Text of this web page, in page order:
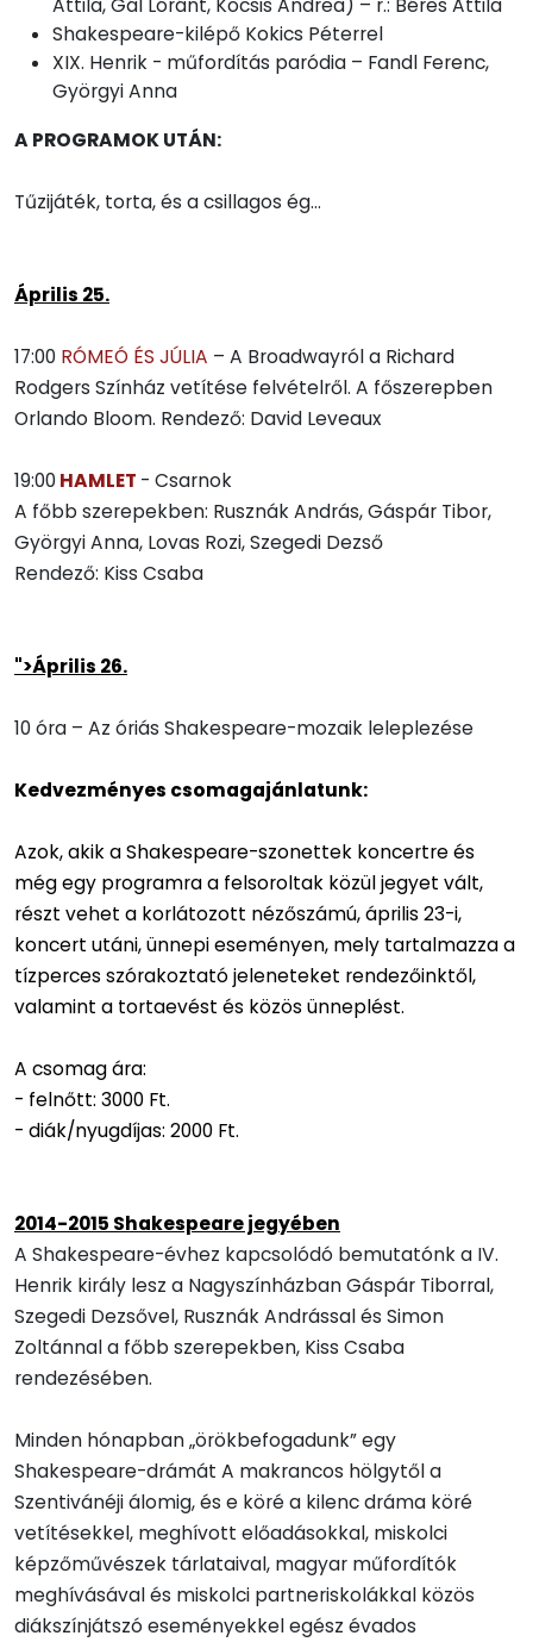
Attila, Gál Lóránt, Kocsis Andrea) – r.: Béres Attila
Shakespeare-kilépő Kokics Péterrel
XIX. Henrik - műfordítás paródia – Fandl Ferenc,
Györgyi Anna
A PROGRAMOK UTÁN:
Tűzijáték, torta, és a csillagos ég…
Április 25.
17:00 RÓMEÓ ÉS JÚLIA – A Broadwayról a Richard
Rodgers Színház vetítése felvételről. A főszerepben
Orlando Bloom. Rendező: David Leveaux
19:00 HAMLET - Csarnok
A főbb szerepekben: Rusznák András, Gáspár Tibor,
Györgyi Anna, Lovas Rozi, Szegedi Dezső
Rendező: Kiss Csaba
">Április 26.
10 óra – Az óriás Shakespeare-mozaik leleplezése
Kedvezményes csomagajánlatunk:
Azok, akik a Shakespeare-szonettek koncertre és
még egy programra a felsoroltak közül jegyet vált,
részt vehet a korlátozott nézőszámú, április 23-i,
koncert utáni, ünnepi eseményen, mely tartalmazza a
tízperces szórakoztató jeleneteket rendezőinktől,
valamint a tortaevést és közös ünneplést.
A csomag ára:
- felnőtt: 3000 Ft.
- diák/nyugdíjas: 2000 Ft.
2014-2015 Shakespeare jegyében
A Shakespeare-évhez kapcsolódó bemutatónk a IV.
Henrik király lesz a Nagyszínházban Gáspár Tiborral,
Szegedi Dezsővel, Rusznák Andrással és Simon
Zoltánnal a főbb szerepekben, Kiss Csaba
rendezésében.
Minden hónapban „örökbefogadunk” egy
Shakespeare-drámát A makrancos hölgytől a
Szentivánéji álomig, és e köré a kilenc dráma köré
vetítésekkel, meghívott előadásokkal, miskolci
képzőművészek tárlataival, magyar műfordítók
meghívásával és miskolci partneriskolákkal közös
diákszínjátszó eseményekkel egész évados